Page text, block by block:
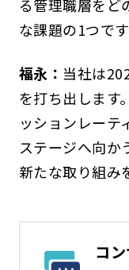
る管理職層をど
な課題の1つです
福永： 当社は
を打ち出します
ッションレーテ
ステージへ向か
新たな取り組み
コ